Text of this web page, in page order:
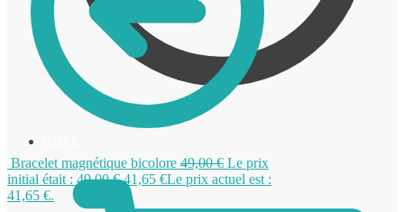
Bracelet magnétique bicolore 49,00€ Le prix
initial était : 49,00 €.41,65 €Le prix actuel est :
41,65 €.